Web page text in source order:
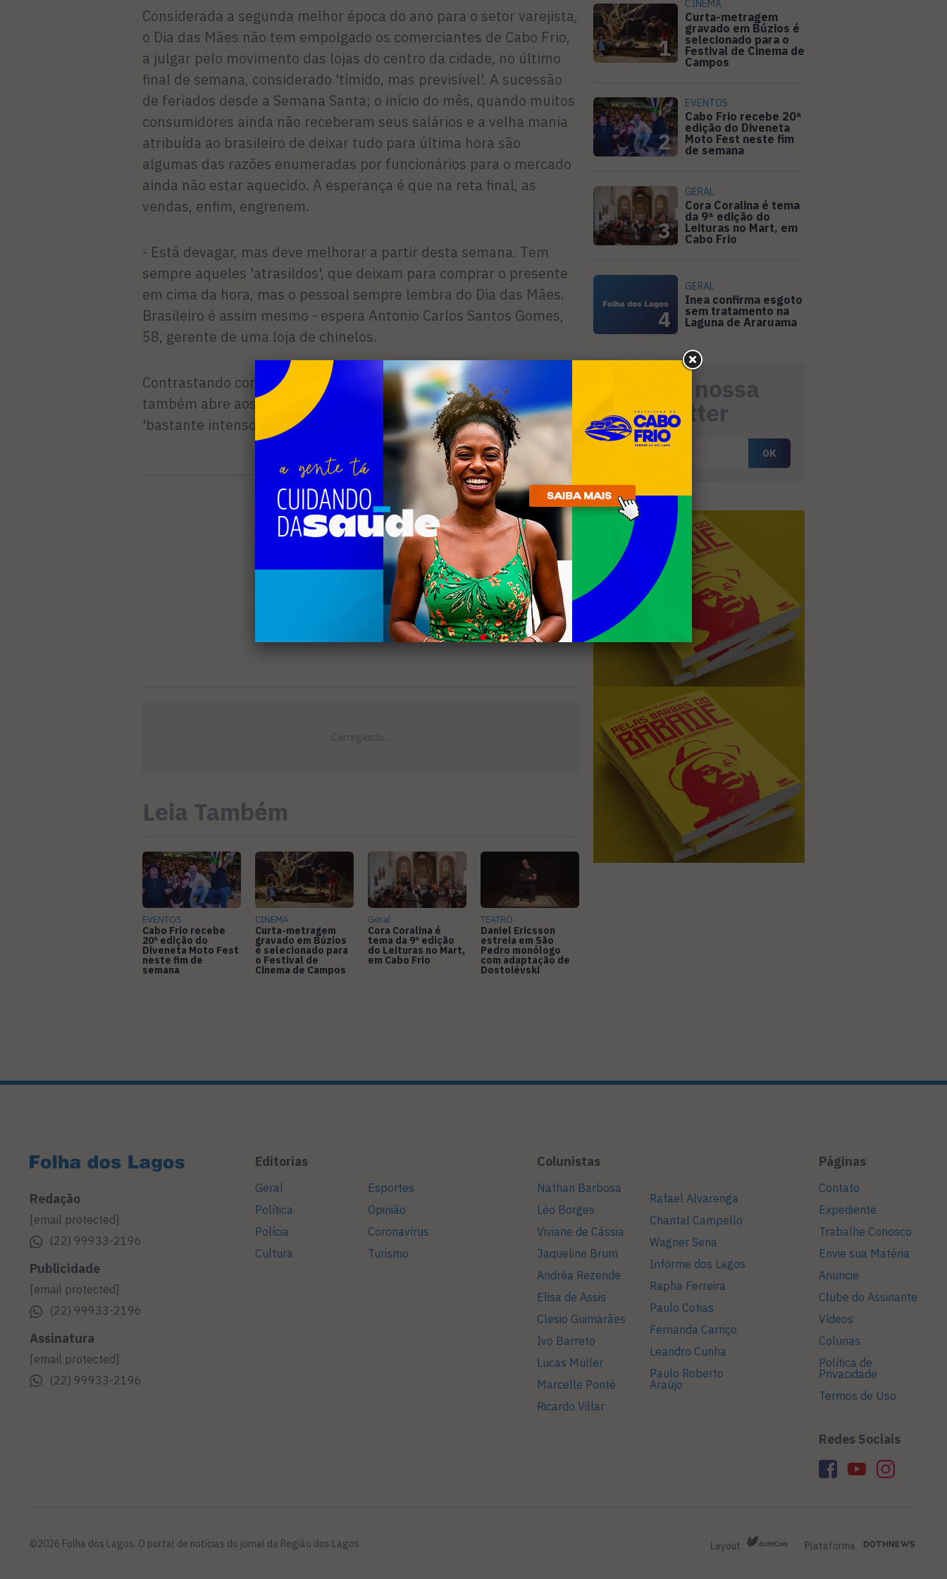
Considerada a segunda melhor época do ano para o setor varejista,
o Dia das Mães não tem empolgado os comerciantes de Cabo Frio,
a julgar pelo movimento das lojas do centro da cidade, no último
final de semana, considerado 'tímido, mas previsível'. A sucessão
de feriados desde a Semana Santa; o início do mês, quando muitos
consumidores ainda não receberam seus salários e a velha mania
atribuída ao brasileiro de deixar tudo para última hora são
algumas das razões enumeradas por funcionários para o mercado
ainda não estar aquecido. A esperança é que na reta final, as
vendas, enfim, engrenem.
- Está devagar, mas deve melhorar a partir desta semana. Tem
sempre aqueles 'atrasildos', que deixam para comprar o presente
em cima da hora, mas o pessoal sempre lembra do Dia das Mães.
Brasileiro é assim mesmo - espera Antonio Carlos Santos Gomes,
58, gerente de uma loja de chinelos.
Contrastando com o comércio de rua, no Shopping Park Lagos que
também abre aos domingos, o fluxo de pessoas foi considerado
'bastante intenso', a sete dias da tradicional data.
1
CINEMA
Curta-metragem
gravado em Búzios é
selecionado para o
Festival de Cinema de
Campos
2
EVENTOS
Cabo Frio recebe 20ª
edição do Diveneta
Moto Fest neste fim
de semana
3
GERAL
Cora Coralina é tema
da 9ª edição do
Leituras no Mart, em
Cabo Frio
4
GERAL
Inea confirma esgoto
sem tratamento na
Laguna de Araruama
Receba nossa
newsletter
Leia Também
EVENTOS
Cabo Frio recebe
20ª edição do
Diveneta Moto Fest
neste fim de
semana
CINEMA
Curta-metragem
gravado em Búzios
é selecionado para
o Festival de
Cinema de Campos
Geral
Cora Coralina é
tema da 9ª edição
do Leituras no Mart,
em Cabo Frio
TEATRO
Daniel Ericsson
estreia em São
Pedro monólogo
com adaptação de
Dostoiévski
Redação
[email protected]
(22) 99933-2196
Publicidade
[email protected]
(22) 99933-2196
Assinatura
[email protected]
(22) 99933-2196
Editorias
Geral
Política
Polícia
Cultura
Esportes
Opinião
Coronavírus
Turismo
Colunistas
Nathan Barbosa
Léo Borges
Viviane de Cássia
Jaqueline Brum
Andréa Rezende
Elisa de Assis
Clesio Guimarães
Ivo Barreto
Lucas Müller
Marcelle Ponté
Ricardo Villar
Rafael Alvarenga
Chantal Campello
Wagner Sena
Informe dos Lagos
Rapha Ferreira
Paulo Cotias
Fernanda Carriço
Leandro Cunha
Paulo Roberto
Araújo
Páginas
Contato
Expediente
Trabalhe Conosco
Envie sua Matéria
Anuncie
Clube do Assinante
Vídeos
Colunas
Política de
Privacidade
Termos de Uso
Redes Sociais
©2026 Folha dos Lagos. O portal de notícias do jornal da Região dos Lagos Layout Plataforma